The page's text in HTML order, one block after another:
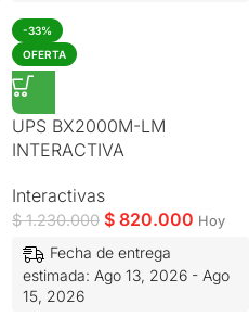
-33%
OFERTA
UPS BX2000M-LM
INTERACTIVA
Interactivas
$1.230.000 $ 820.000 Hoy
Fecha de entrega
estimada: Ago 13, 2026 - Ago
15, 2026